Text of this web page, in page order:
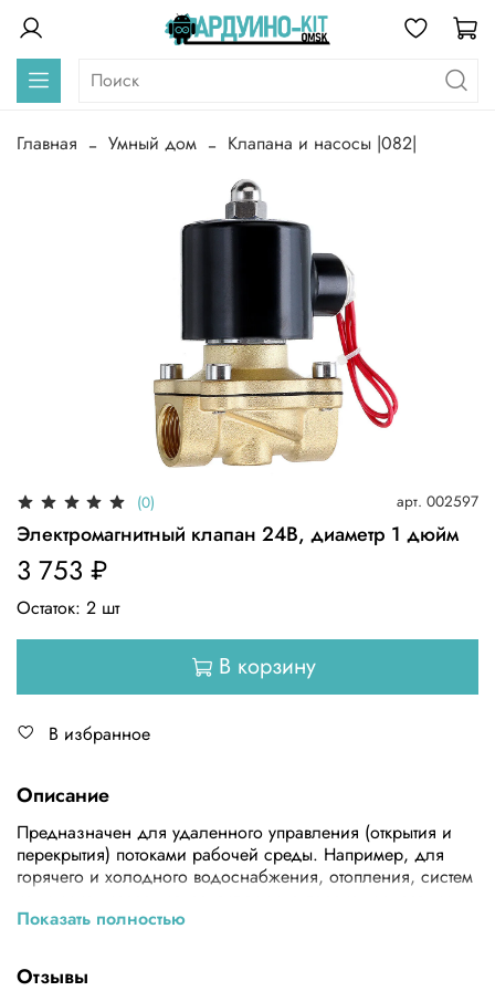
Главная Умный дом Клапана и насосы |082|
(0) арт. 002597
Электромагнитный клапан 24В, диаметр 1 дюйм
3 753 ₽
Остаток: 2 шт
В корзину
В избранное
Описание
Предназначен для удаленного управления (открытия и
перекрытия) потоками рабочей среды. Например, для
горячего и холодного водоснабжения, отопления, систем
системах.
Показать полностью
Отзывы